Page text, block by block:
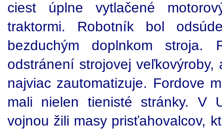
ciest úplne vytlačené
traktormi. Robotník bol
bezduchým doplnkom
odstránení strojovej
najviac zautomatizuje. Fordove
mali nielen tienisté stránky. V
vojnou žili masy prisťahovalcov,